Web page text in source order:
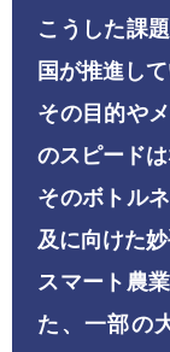
こうした課
国が推進し
その目的や
のスピード
そのボトル
及に向けた
スマート農
た、一部の